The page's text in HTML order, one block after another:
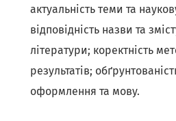
актуальність теми та
відповідність назви та
літератури; коректність
результатів;
оформлення та мову.